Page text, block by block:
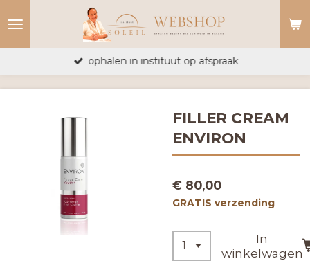
direct
hoofdinhoud
ophalen in instituut op afspraak
FILLER CREAM
ENVIRON
€ 80,00
GRATIS verzending
In
winkelwagen